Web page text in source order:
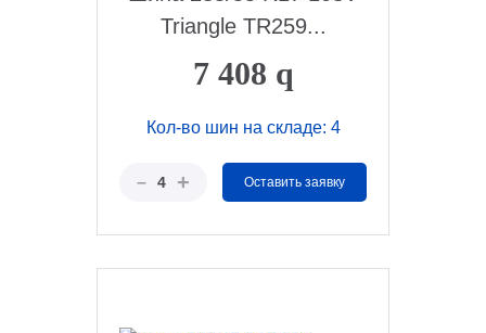
Triangle TR259...
7 408 q
Кол-во шин на складе: 4
– 4 + Оставить заявку